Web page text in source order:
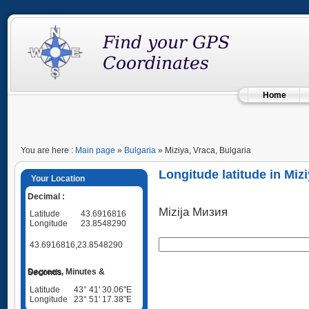
Home
You are here : Main page » Bulgaria » Miziya, Vraca, Bulgaria
Your Location
Decimal :
Latitude
43.6916816
Longitude
23.8548290
43.6916816,23.8548290
Degrees, Minutes & Seconds
Latitude
43° 41' 30.06"E
Longitude
23° 51' 17.38"E
Longitude latitude in
Mizija Мизия